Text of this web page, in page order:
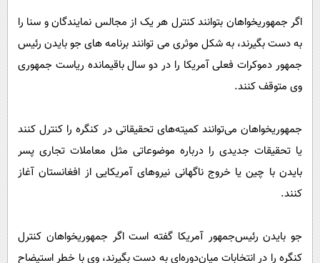
اگر جمهوریخواهان بتوانند کنترل هر یک از مجالس نمایندگان و سنا را
به دست بگیرند، به شکل موثری می توانند برنامه های جو بایدن رئیس
جمهور دموکرات فعلی آمریکا را در دو سال باقیمانده ریاست جمهوری
وی متوقف کنند.
جمهوریخواهان می‌توانند کمیته‌های تحقیقاتی در کنگره را کنترل کنند
یا تحقیقات جدیدی را درباره موضوعاتی مثل معاملات تجاری پسر
بایدن با چین یا خروج ناگهانی نیروهای آمریکایی از افغانستان آغاز
کنند.
جو بایدن رئیس‌جمهور آمریکا گفته است اگر جمهوریخواهان کنترل
کنگره را در انتخابات میان‌دوره‌ای به دست بگیرند، وی با خطر استیضاح